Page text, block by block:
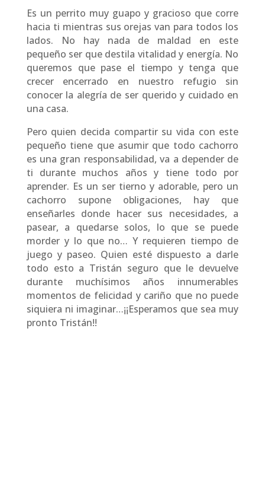
Es un perrito muy guapo y gracioso que corre
hacia ti mientras sus orejas van para todos los
lados. No hay nada de maldad en este
pequeño ser que destila vitalidad y energía. No
queremos que pase el tiempo y tenga que
crecer encerrado en nuestro refugio sin
conocer la alegría de ser querido y cuidado en
una casa.
Pero quien decida compartir su vida con este
pequeño tiene que asumir que todo cachorro
es una gran responsabilidad, va a depender de
ti durante muchos años y tiene todo por
aprender. Es un ser tierno y adorable, pero un
cachorro supone obligaciones, hay que
enseñarles donde hacer sus necesidades, a
pasear, a quedarse solos, lo que se puede
morder y lo que no… Y requieren tiempo de
juego y paseo. Quien esté dispuesto a darle
todo esto a Tristán seguro que le devuelve
durante muchísimos años innumerables
momentos de felicidad y cariño que no puede
siquiera ni imaginar…¡¡Esperamos que sea muy
pronto Tristán!!